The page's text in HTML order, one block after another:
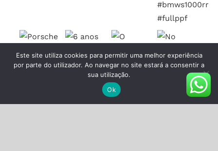
Este site utiliza cookies para permitir uma melhor experiência
por parte do utilizador. Ao navegar no site estará a consentir a
sua utilização.
Ok